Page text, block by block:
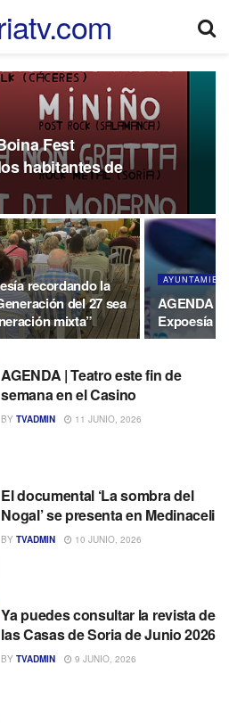
Fest
habitantes de
recordando la
del 27 sea
mixta”
AGENDA |
Expoesía
AGENDA | Teatro este fin de
semana en el Casino
BY TVADMIN 11 JUNIO, 2026
El documental ‘La sombra del
Nogal’ se presenta en Medinaceli
BY TVADMIN 10 JUNIO, 2026
Ya puedes consultar la revista de
las Casas de Soria de Junio 2026
BY TVADMIN 9 JUNIO, 2026